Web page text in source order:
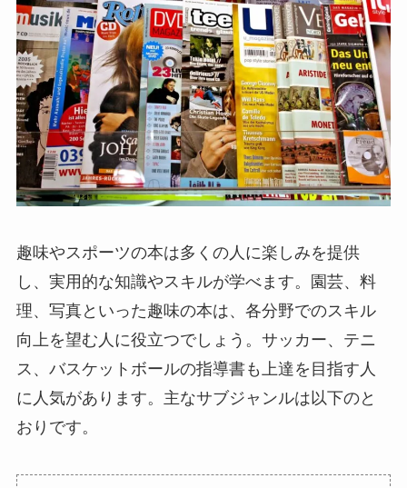
趣味やスポーツの本は多くの人に楽しみを提供
し、実用的な知識やスキルが学べます。園芸、料
理、写真といった趣味の本は、各分野でのスキル
向上を望む人に役立つでしょう。サッカー、テニ
ス、バスケットボールの指導書も上達を目指す人
に人気があります。主なサブジャンルは以下のと
おりです。